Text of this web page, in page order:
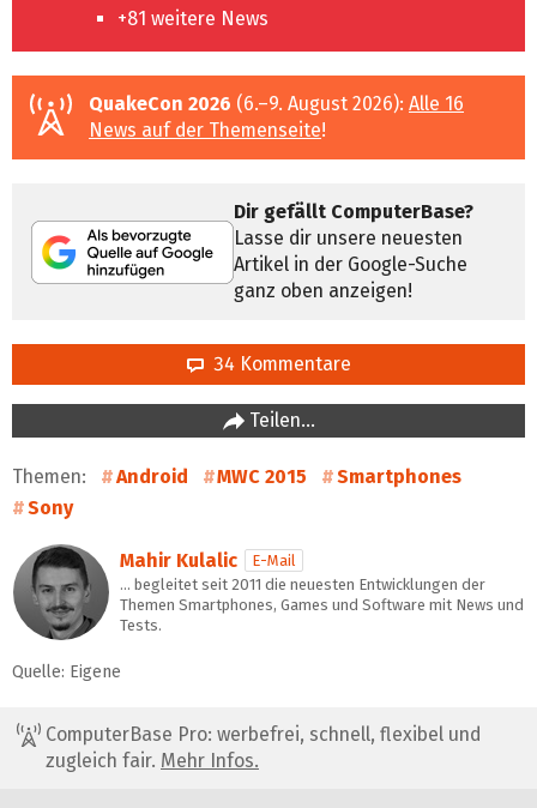
+81 weitere News
QuakeCon 2026 (6.–9. August 2026): Alle 16
News auf der Themenseite!
Dir gefällt ComputerBase?
Lasse dir unsere neuesten
Artikel in der Google-Suche
ganz oben anzeigen!
34 Kommentare
Teilen…
Themen: Android MWC 2015
Smartphones
Sony
Mahir Kulalic
E-Mail
… begleitet seit 2011 die neuesten Entwicklungen der
Themen Smartphones, Games und Software mit News und
Tests.
Quelle: Eigene
ComputerBase Pro: werbefrei, schnell, flexibel und
zugleich fair. Mehr Infos.